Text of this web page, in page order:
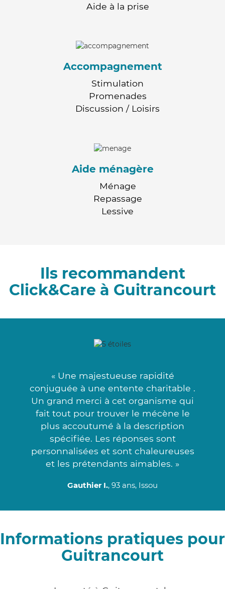
Aide à la prise
Accompagnement
Stimulation
Promenades
Discussion / Loisirs
Aide ménagère
Ménage
Repassage
Lessive
Ils recommandent
Click&Care à Guitrancourt
« Une majestueuse rapidité
conjuguée à une entente charitable .
Un grand merci à cet organisme qui
fait tout pour trouver le mécène le
plus accoutumé à la description
spécifiée. Les réponses sont
personnalisées et sont chaleureuses
et les prétendants aimables. »
Gauthier I., 93 ans, Issou
Informations pratiques pour
Guitrancourt